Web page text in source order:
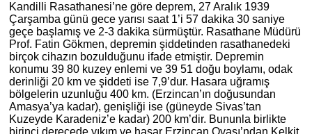
Kandilli Rasathanesi’ne göre deprem, 27 Aralık 1939
Çarşamba günü gece yarısı saat 1’i 57 dakika 30 saniye
geçe başlamış ve 2-3 dakika sürmüştür. Rasathane Müdürü
Prof. Fatin Gökmen, depremin şiddetinden rasathanedeki
birçok cihazın bozulduğunu ifade etmiştir. Depremin
konumu 39 80 kuzey enlemi ve 39 51 doğu boylamı, odak
derinliği 20 km ve şiddeti ise 7,9’dur. Hasara uğramış
bölgelerin uzunluğu 400 km. (Erzincan’ın doğusundan
Amasya’ya kadar), genişliği ise (güneyde Sivas’tan
Kuzeyde Karadeniz’e kadar) 200 km’dir. Bununla birlikte
birinci derecede yıkım ve hasar Erzincan Ovası’ndan Kelkit